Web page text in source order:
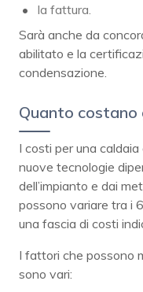
la fattura.
Sarà anche da
abilitato e la
condensazione.
Quanto
I costi per una
nuove tecnologie
dell’impianto e dai
possono variare tra i
una fascia di costi
I fattori che possono
sono vari: